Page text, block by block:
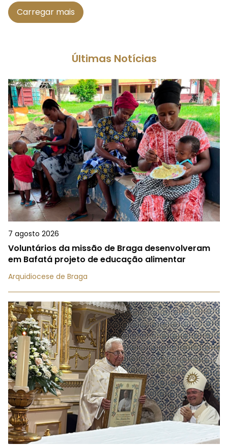
Carregar mais
Últimas Notícias
7 agosto 2026
Voluntários da missão de Braga desenvolveram
em Bafatá projeto de educação alimentar
Arquidiocese de Braga